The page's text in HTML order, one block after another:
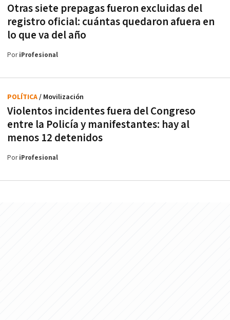
Otras siete prepagas fueron excluidas del
registro oficial: cuántas quedaron afuera en
lo que va del año
PoriProfesional
Violentos incidentes fuera del Congreso
entre la Policía y manifestantes: hay al
menos 12 detenidos
POLÍTICA/ Movilización
PoriProfesional